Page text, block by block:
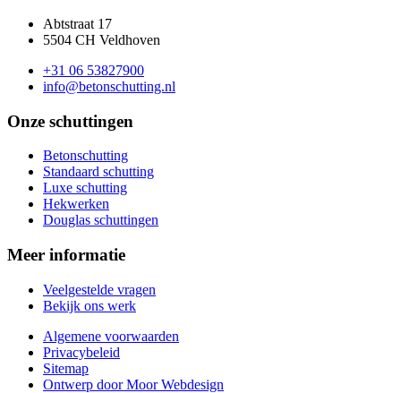
Abtstraat 17
5504 CH Veldhoven
+31 06 53827900
info@betonschutting.nl
Onze schuttingen
Betonschutting
Standaard schutting
Luxe schutting
Hekwerken
Douglas schuttingen
Meer informatie
Veelgestelde vragen
Bekijk ons werk
Algemene voorwaarden
Privacybeleid
Sitemap
Ontwerp door Moor Webdesign